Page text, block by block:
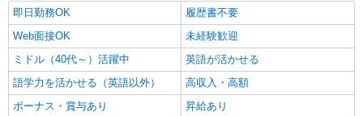
即日勤務OK
履歴書不要
Web面接OK
未経験歓迎
ミドル（40代～）活躍中
英語が活かせる
語学力を活かせる（英語以外）
高収入・高額
ボーナス・賞与あり
昇給あり